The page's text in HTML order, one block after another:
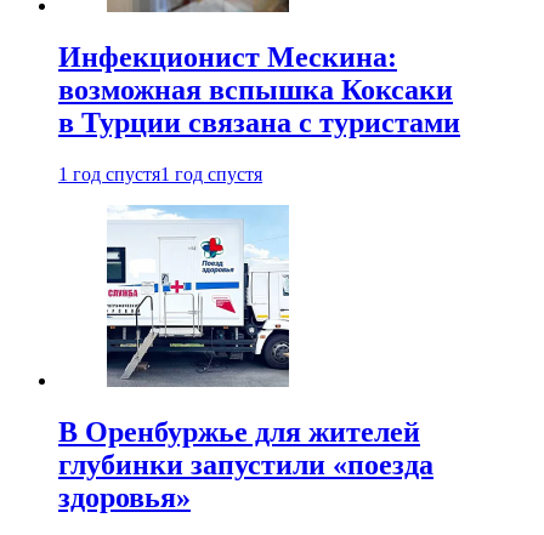
Инфекционист Мескина:
возможная вспышка Коксаки
в Турции связана с туристами
1 год спустя1 год спустя
В Оренбуржье для жителей
глубинки запустили «поезда
здоровья»